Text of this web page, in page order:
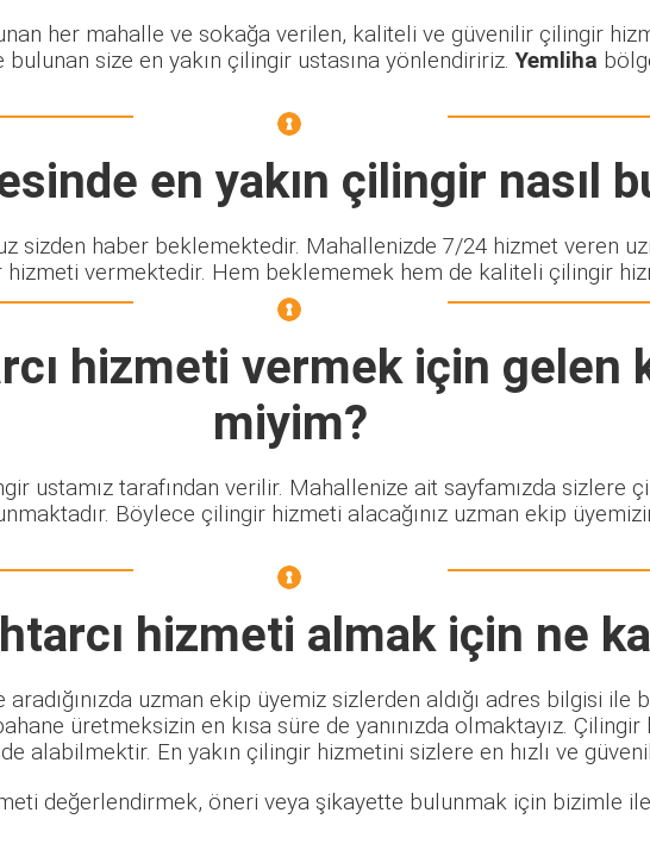
her mahalle ve sokağa verilen, kaliteli ve güvenilir çilingir
size en yakın çilingir ustasına yönlendiririz.Yemliha
en yakın çilingir nasıl
sizden haber beklemektedir. Mahallenizde 7/24 hizmet veren
vermektedir. Hem beklememek hem de kaliteli çilingir
hizmeti vermek için gelen
miyim?
ustamız tarafından verilir. Mahallenize ait sayfamızda
Böylece çilingir hizmeti alacağınız uzman ekip
hizmeti almak için ne
uzman ekip üyemiz sizlerden aldığı adres bilgisi ile
üretmeksizin en kısa süre de yanınızda olmaktayız.
alabilmektir. En yakın çilingir hizmetini sizlere en hızlı ve
değerlendirmek, öneri veya şikayette bulunmak için bizimle